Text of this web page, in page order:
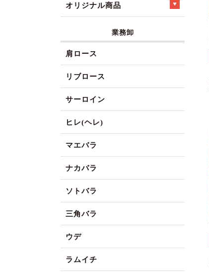
オリジナル商品
業務卸
肩ロース
リブロース
サーロイン
ヒレ(ヘレ)
マエバラ
ナカバラ
ソトバラ
三角バラ
ウデ
ラムイチ